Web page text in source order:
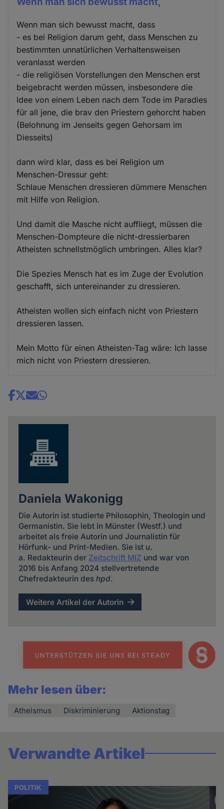
Wenn man sich bewusst macht, dass
- es bei Religion darum geht, dass Menschen zu
bestimmten unnatürlichen Verhaltensweisen
veranlasst werden
- die religiösen Vorstellungen den Menschen erst
beigebracht werden müssen, insbesondere die
Idee von einem Leben nach dem Tode im Paradies
für all jene, die brav den Priestern gehorcht haben
(Belohnung im Jenseits gegen Gehorsam im
Diesseits)
dann wird klar, dass es bei Religion um
Menschen-Dressur geht:
Schlaue Menschen dressieren dümmere Menschen
mit Hilfe von Religion.
Und damit die Masche nicht auffliegt, müssen die
Menschen-Dompteure die nicht-dressierbaren
Atheisten schnellstmöglich umbringen. Alles klar?
Die Spezies Mensch hat es im Zuge der Evolution
geschafft, sich untereinander zu dressieren.
Atheisten wollen sich einfach nicht von Priestern
dressieren lassen.
Mein Motto für einen Atheisten-Tag wäre: Ich lasse
mich nicht von Priestern dressieren.
Share
Daniela Wakonigg
Die Autorin ist studierte Philosophin, Theologin und
Germanistin. Sie lebt in Münster (Westf.) und
arbeitet als freie Autorin und Journalistin für
Hörfunk- und Print-Medien. Sie ist u.
a. Redakteurin der Zeitschrift MIZ und war von
2016 bis Anfang 2024 stellvertretende
Chefredakteurin des hpd.
Weitere Artikel der Autorin
Mehr lesen über:
Atheismus Diskriminierung Aktionstag
Verwandte Artikel
POLITIK